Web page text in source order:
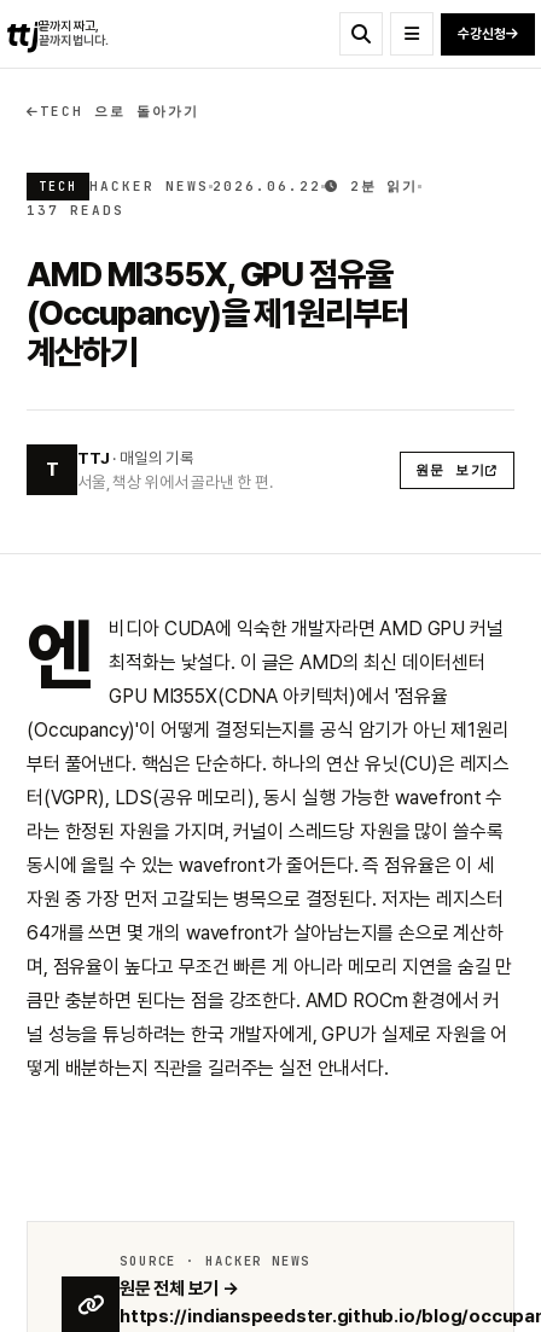
ttj끝까지 짜고,
끝까지 법니다.
수강신청
TECH 으로 돌아가기
TECH HACKER NEWS 2026.06.22
2분 읽기
137 READS
AMD MI355X, GPU 점유율
(Occupancy)을 제1원리부터
계산하기
T
TTJ · 매일의 기록
서울, 책상 위에서 골라낸 한 편.
원문 보기
엔
비디아 CUDA에 익숙한 개발자라면 AMD GPU 커널
최적화는 낯설다. 이 글은 AMD의 최신 데이터센터
GPU MI355X(CDNA 아키텍처)에서 '점유율
(Occupancy)'이 어떻게 결정되는지를 공식 암기가 아닌 제1원리
부터 풀어낸다. 핵심은 단순하다. 하나의 연산 유닛(CU)은 레지스
터(VGPR), LDS(공유 메모리), 동시 실행 가능한 wavefront 수
라는 한정된 자원을 가지며, 커널이 스레드당 자원을 많이 쓸수록
동시에 올릴 수 있는 wavefront가 줄어든다. 즉 점유율은 이 세
자원 중 가장 먼저 고갈되는 병목으로 결정된다. 저자는 레지스터
64개를 쓰면 몇 개의 wavefront가 살아남는지를 손으로 계산하
며, 점유율이 높다고 무조건 빠른 게 아니라 메모리 지연을 숨길 만
큼만 충분하면 된다는 점을 강조한다. AMD ROCm 환경에서 커
널 성능을 튜닝하려는 한국 개발자에게, GPU가 실제로 자원을 어
떻게 배분하는지 직관을 길러주는 실전 안내서다.
SOURCE · HACKER NEWS
원문 전체 보기 →
https://indianspeedster.github.io/blog/